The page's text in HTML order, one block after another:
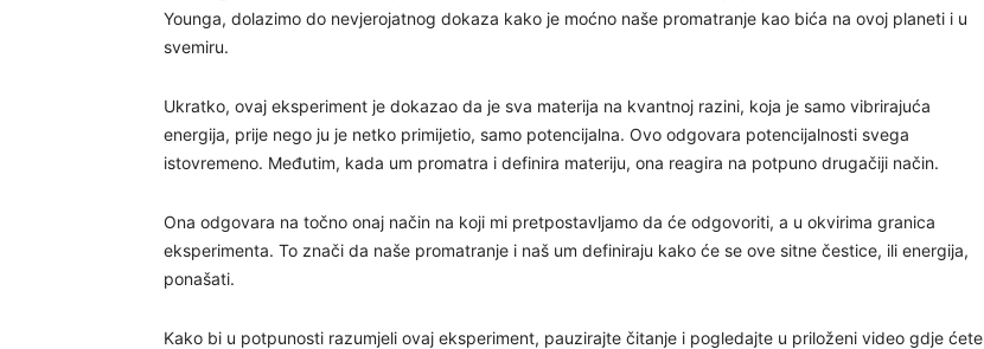
Younga, dolazimo do nevjerojatnog dokaza kako je moćno naše promatranje kao bića na ovoj planeti i u
svemiru.
Ukratko, ovaj eksperiment je dokazao da je sva materija na kvantnoj razini, koja je samo vibrirajuća
energija, prije nego ju je netko primijetio, samo potencijalna. Ovo odgovara potencijalnosti svega
istovremeno. Međutim, kada um promatra i definira materiju, ona reagira na potpuno drugačiji način.
Ona odgovara na točno onaj način na koji mi pretpostavljamo da će odgovoriti, a u okvirima granica
eksperimenta. To znači da naše promatranje i naš um definiraju kako će se ove sitne čestice, ili energija,
ponašati.
Kako bi u potpunosti razumjeli ovaj eksperiment, pauzirajte čitanje i pogledajte u priloženi video gdje ćete